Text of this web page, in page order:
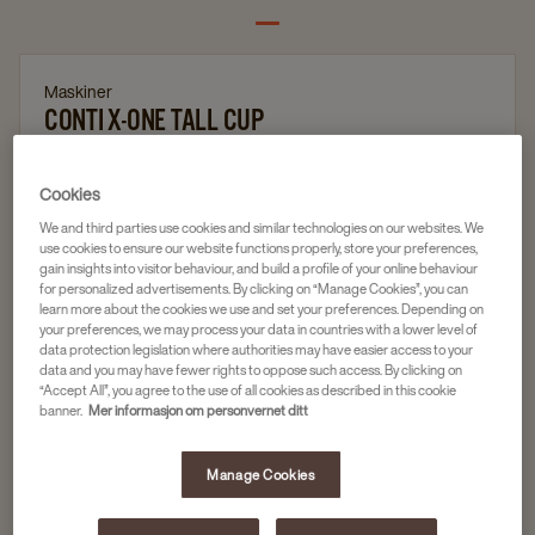
Maskiner
CONTI X-ONE TALL CUP
Kraftig espressomaskin
Bajonetter: 1 enkel/2 doble
Renseprogram tar ca 3 minutter
Eco modus-funksjon
Be om tilbud
Cookies
We and third parties use cookies and similar technologies on our websites. We
use cookies to ensure our website functions properly, store your preferences,
gain insights into visitor behaviour, and build a profile of your online behaviour
for personalized advertisements. By clicking on “Manage Cookies”, you can
learn more about the cookies we use and set your preferences. Depending on
your preferences, we may process your data in countries with a lower level of
data protection legislation where authorities may have easier access to your
data and you may have fewer rights to oppose such access. By clicking on
“Accept All”, you agree to the use of all cookies as described in this cookie
banner. Mer informasjon om personvernet ditt
Manage Cookies